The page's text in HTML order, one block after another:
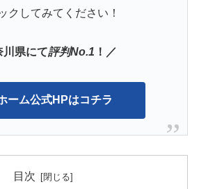
クしてみてください！
川県にて評判No.1 ！／
ーム公式HPはコチラ
目次